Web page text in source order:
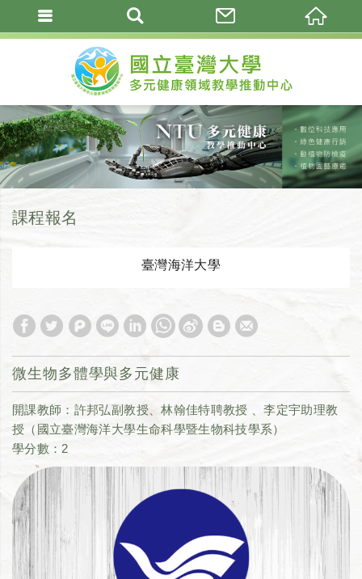
課程報名
臺灣海洋大學
微生物多體學與多元健康
開課教師：許邦弘副教授、林翰佳特聘教授 、李定宇助理教
授（國立臺灣海洋大學生命科學暨生物科技學系）
學分數：2